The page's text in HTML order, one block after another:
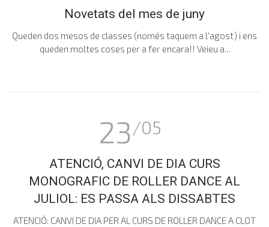
Novetats del mes de juny
Queden dos mesos de classes (només taquem a l'agost) i ens
queden moltes coses per a fer encara!! Veieu a...
23/05
ATENCIÓ, CANVI DE DIA CURS
MONOGRAFIC DE ROLLER DANCE AL
JULIOL: ES PASSA ALS DISSABTES
ATENCIÓ: CANVI DE DIA PER AL CURS DE ROLLER DANCE A CLOT